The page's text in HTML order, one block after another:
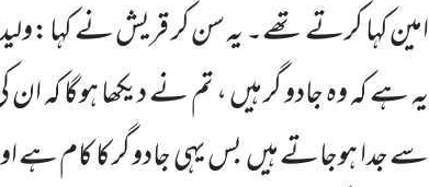
امین کہا کرتے تھے۔ یہ سن کر قریش نے کہا
یہ ہے کہ وہ جادو گر ہیں ، تم نے دیکھا ہوگا کہ
سے جدا ہوجاتے ہیں بس یہی جادو گر کا کام ہے